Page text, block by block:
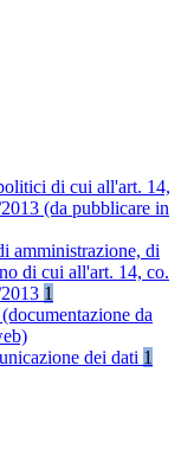
di cui all'art. 14,
(da pubblicare in
amministrazione, di
di cui all'art. 14, co.
1
da
dei dati 1